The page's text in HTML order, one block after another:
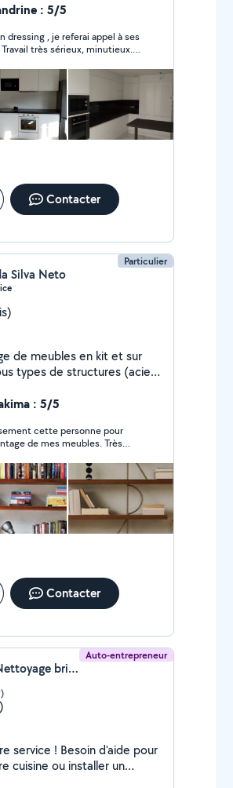
la pose . Toutes les
et non pas des
ne devient pas cuisiniste
avec des années
plus derrière des
cuisines inachevés merci.
: 5/5
dressing , je referai appel à ses
très sérieux, minutieux.
Contacter
Particulier
Silva Neto
de meubles en kit et sur
types de structures (acier,
Peinture et
de revêtements de sol et
gouttières et solins,
petits travaux
Prix compétitifs et
également des
une assistance pour les
: 5/5
cette personne pour
de mes meubles. Très
demandé d’ajouter
et il a accepté avec
Je
Contacter
Auto-entrepreneur
Imed Najjaa (Nettoyage bricolage)
service ! Besoin d'aide pour
cuisine ou installer un